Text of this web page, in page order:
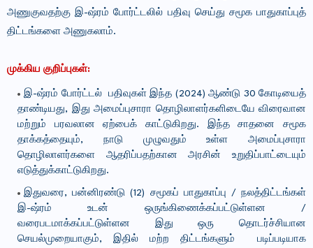
அணுகுவதற்கு இ-ஷ்ரம் போர்ட்டலில் பதிவு செய்து சமூக பாதுகாப்புத்
திட்டங்களை அணுகலாம்.
முக்கிய குறிப்புகள்:
இ-ஷ்ரம் போர்ட்டல் பதிவுகள் இந்த (2024) ஆண்டு 30 கோடியைத்
தாண்டியது, இது அமைப்புசாரா தொழிலாளர்களிடையே விரைவான
மற்றும் பரவலான ஏற்பைக் காட்டுகிறது. இந்த சாதனை சமூக
தாக்கத்தையும், நாடு முழுவதும் உள்ள அமைப்புசாரா
தொழிலாளர்களை ஆதரிப்பதற்கான அரசின் உறுதிப்பாட்டையும்
எடுத்துக்காட்டுகிறது.
இதுவரை, பன்னிரண்டு (12) சமூகப் பாதுகாப்பு / நலத்திட்டங்கள்
இ-ஷ்ரம் உடன் ஒருங்கிணைக்கப்பட்டுள்ளன /
வரைபடமாக்கப்பட்டுள்ளன இது ஒரு தொடர்ச்சியான
செயல்முறையாகும், இதில் மற்ற திட்டங்களும் படிப்படியாக